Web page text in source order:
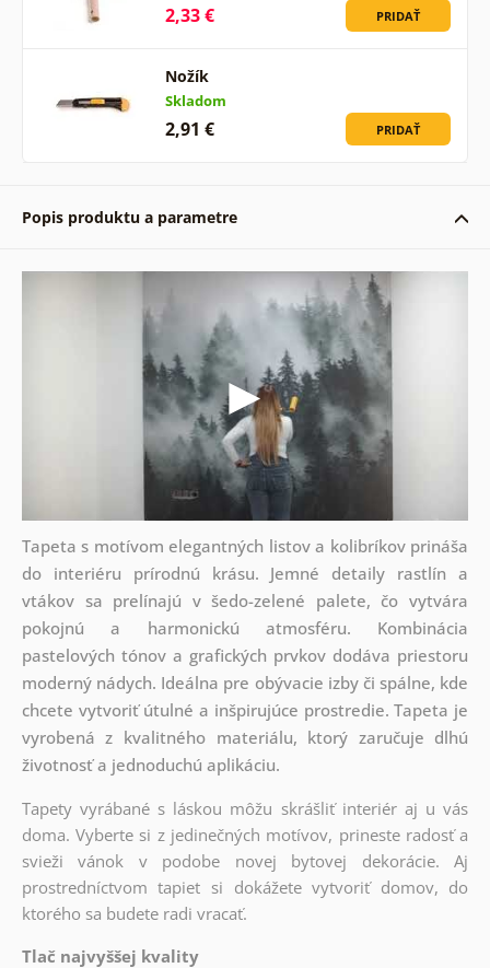
2,33 € PRIDAŤ
Nožík
Skladom
2,91 € PRIDAŤ
Popis produktu a parametre
Tapeta s motívom elegantných listov a kolibríkov prináša
do interiéru prírodnú krásu. Jemné detaily rastlín a
vtákov sa prelínajú v šedo-zelené palete, čo vytvára
pokojnú a harmonickú atmosféru. Kombinácia
pastelových tónov a grafických prvkov dodáva priestoru
moderný nádych. Ideálna pre obývacie izby či spálne, kde
chcete vytvoriť útulné a inšpirujúce prostredie. Tapeta je
vyrobená z kvalitného materiálu, ktorý zaručuje dlhú
životnosť a jednoduchú aplikáciu.
Tapety vyrábané s láskou môžu skrášliť interiér aj u vás
doma. Vyberte si z jedinečných motívov, prineste radosť a
svieži vánok v podobe novej bytovej dekorácie. Aj
prostredníctvom tapiet si dokážete vytvoriť domov, do
ktorého sa budete radi vracať.
Tlač najvyššej kvality